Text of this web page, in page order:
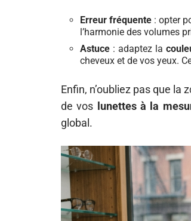
Erreur fréquente : opter
l’harmonie des volumes
Astuce : adaptez la
cheveux et de vos yeux.
Enfin, n’oubliez pas que la
de vos
lunettes à la
global.